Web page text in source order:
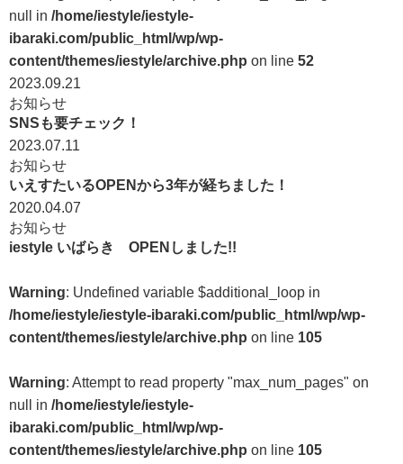
null in /home/iestyle/iestyle-
ibaraki.com/public_html/wp/wp-
content/themes/iestyle/archive.php on line 52
2023.09.21
お知らせ
SNSも要チェック！
2023.07.11
お知らせ
いえすたいるOPENから3年が経ちました！
2020.04.07
お知らせ
iestyle いばらき OPENしました!!
Warning: Undefined variable $additional_loop in
/home/iestyle/iestyle-ibaraki.com/public_html/wp/wp-
content/themes/iestyle/archive.php on line 105
Warning: Attempt to read property "max_num_pages" on
null in /home/iestyle/iestyle-
ibaraki.com/public_html/wp/wp-
content/themes/iestyle/archive.php on line 105